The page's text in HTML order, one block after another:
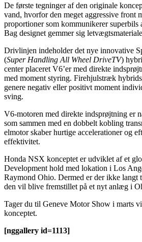
De første tegninger af den originale
vand, hvorfor den meget aggressive front
proportioner som kommunikerer superbils
Bag designet gemmer sig
Drivlinjen indeholder det nye innovative
(Super Handling All Wheel DriveTV)
center placeret V6’er med direkte
med moment styring. Firehjulstræk
genere negativ eller positivt moment
sving.
V6-motoren med direkte indsprøjtning er
som sammen med en dobbelt kobling
elmotor skaber hurtige accelerationer og
effektivitet.
Honda NSX konceptet er udviklet af et
Development hold med lokation i Los
Raymond Ohio. Dermed er der ikke langt
den vil blive fremstillet på et nyt anlæg i
Tager du til Geneve Motor Show i marts
konceptet.
[nggallery id=1113]